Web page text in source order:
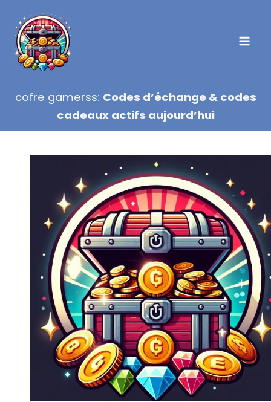
contenu
cofre gamerss: Codes d’échange & codes
cadeaux actifs aujourd’hui